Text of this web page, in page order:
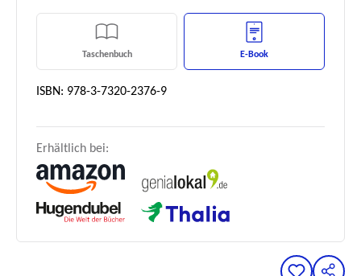
Taschenbuch E-Book
ISBN: 978-3-7320-2376-9
Erhältlich bei: